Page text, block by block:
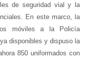
de seguridad vial y la
En este marco, la
móviles a la Policía
disponibles y dispuso la
850 uniformados con